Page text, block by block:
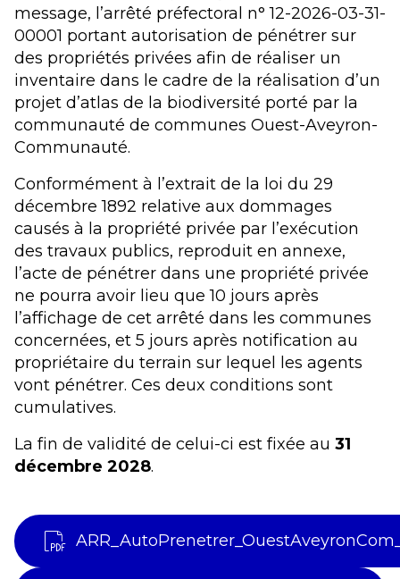
message, l’arrêté préfectoral n° 12-2026-03-31-
00001 portant autorisation de pénétrer sur
des propriétés privées afin de réaliser un
inventaire dans le cadre de la réalisation d’un
projet d’atlas de la biodiversité porté par la
communauté de communes Ouest-Aveyron-
Communauté.
Conformément à l’extrait de la loi du 29
décembre 1892 relative aux dommages
causés à la propriété privée par l’exécution
des travaux publics, reproduit en annexe,
l’acte de pénétrer dans une propriété privée
ne pourra avoir lieu que 10 jours après
l’affichage de cet arrêté dans les communes
concernées, et 5 jours après notification au
propriétaire du terrain sur lequel les agents
vont pénétrer. Ces deux conditions sont
cumulatives.
La fin de validité de celui-ci est fixée au 31
décembre 2028.